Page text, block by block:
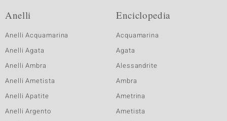
Anelli
Anelli Acquamarina
Anelli Agata
Anelli Ambra
Anelli Ametista
Anelli Apatite
Anelli Argento
Enciclopedia
Acquamarina
Agata
Alessandrite
Ambra
Ametrina
Ametista